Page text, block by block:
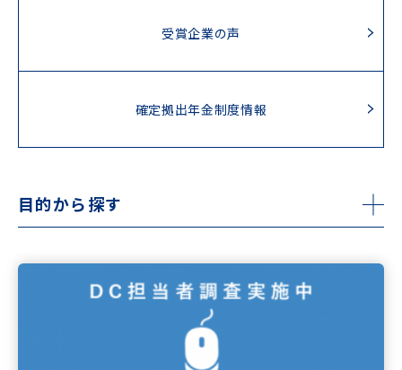
受賞企業の声
確定拠出年金制度情報
目的から探す